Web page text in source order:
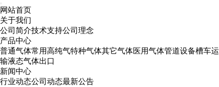
网站首页
关于我们
公司简介技术支持公司理念
产品中心
普通气体常用高纯气特种气体其它气体医用气体管道设备槽车运
输液态气体出口
新闻中心
行业动态公司动态最新公告